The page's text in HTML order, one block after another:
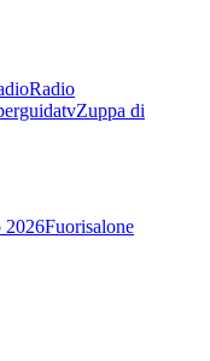
Radio
Zuppa di
2026Fuorisalone